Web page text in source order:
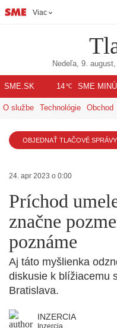
Viac
Nedeľa, 9.
SME.SK 14℃ SME
O službe Technológie Obchod
OBJEDNAŤ TLAČOVÉ SPRÁVY
24. apr 2023 o 0:00
Príchod
značne
poznáme
Aj táto myšlienka
diskusie k blížiacemu
Bratislava.
INZERCIA
Inzercia